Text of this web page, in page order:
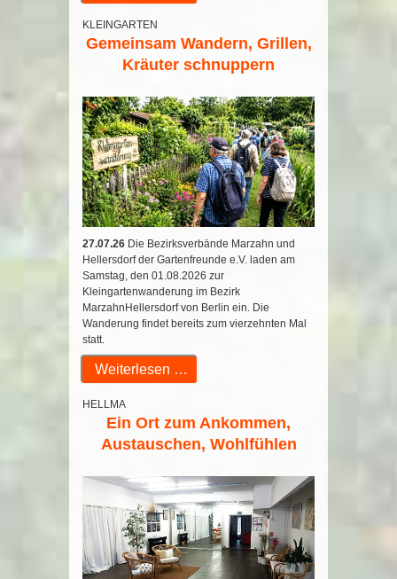
KLEINGARTEN
Gemeinsam Wandern, Grillen,
Kräuter schnuppern
27.07.26 Die Bezirksverbände Marzahn und
Hellersdorf der Gartenfreunde e.V. laden am
Samstag, den 01.08.2026 zur
Kleingartenwanderung im Bezirk
MarzahnHellersdorf von Berlin ein. Die
Wanderung findet bereits zum vierzehnten Mal
statt.
Weiterlesen …
HELLMA
Ein Ort zum Ankommen,
Austauschen, Wohlfühlen